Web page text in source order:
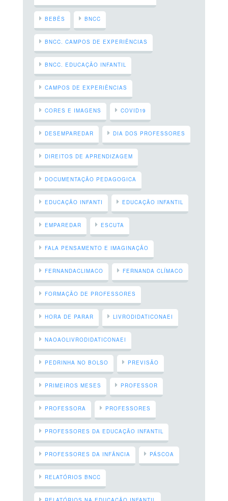
BEBÊS BNCC
BNCC. CAMPOS DE EXPERIÊNCIAS
BNCC. EDUCAÇÃO INFANTIL
CAMPOS DE EXPERIÊNCIAS
CORES E IMAGENS COVID19
DESEMPAREDAR DIA DOS PROFESSORES
DIREITOS DE APRENDIZAGEM
DOCUMENTAÇÃO PEDAGOGICA
EDUCAÇÃO INFANTI EDUCAÇÃO INFANTIL
EMPAREDAR ESCUTA
FALA PENSAMENTO E IMAGINAÇÃO
FERNANDACLIMACO FERNANDA CLÍMACO
FORMAÇÃO DE PROFESSORES
HORA DE PARAR LIVRODIDATICONAEI
NAOAOLIVRODIDATICONAEI
PEDRINHA NO BOLSO PREVISÃO
PRIMEIROS MESES PROFESSOR
PROFESSORA PROFESSORES
PROFESSORES DA EDUCAÇÃO INFANTIL
PROFESSORES DA INFÂNCIA PÁSCOA
RELATÓRIOS BNCC